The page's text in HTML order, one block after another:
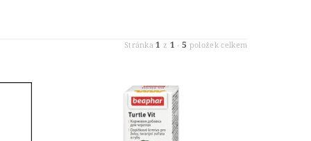
Stránka1 z 1 -5 položek celkem